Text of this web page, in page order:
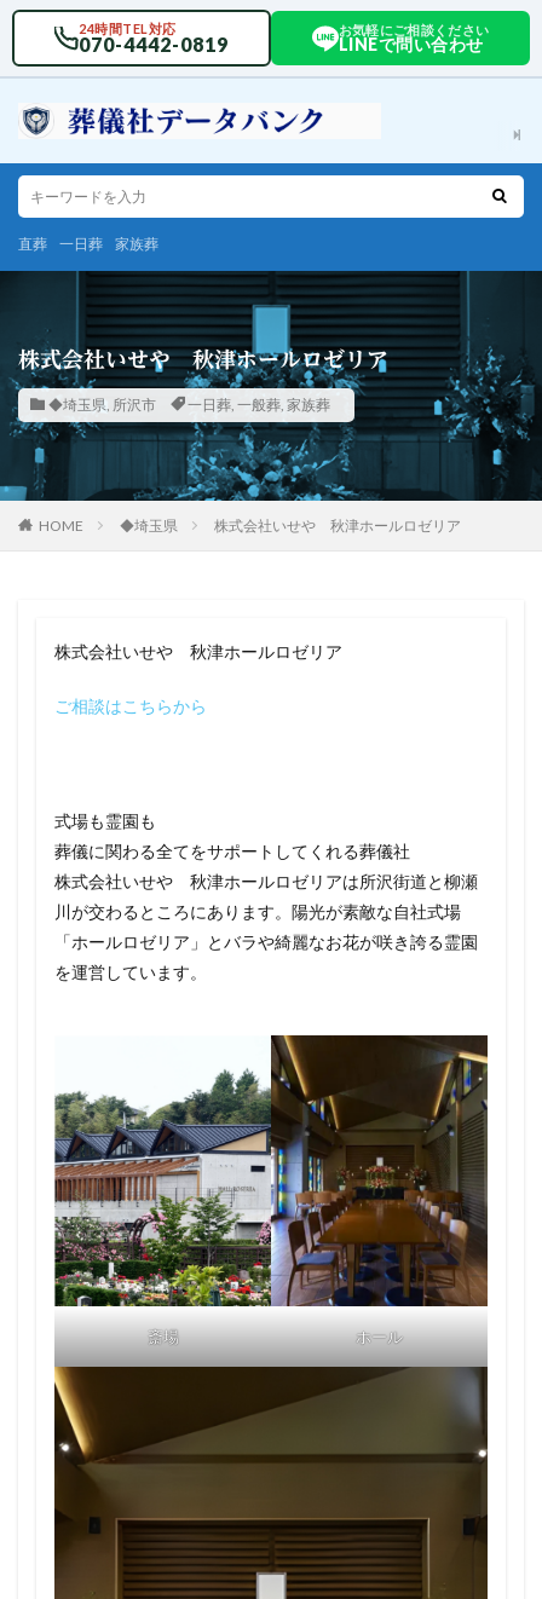
24時間TEL対応
070-4442-0819
お気軽にご相談ください
LINEで問い合わせ
直葬 一日葬 家族葬
株式会社いせや 秋津ホールロゼリア
◆埼玉県, 所沢市 一日葬, 一般葬, 家族葬
HOME ◆埼玉県 株式会社いせや 秋津ホールロゼリア
株式会社いせや 秋津ホールロゼリア
ご相談はこちらから
式場も霊園も
葬儀に関わる全てをサポートしてくれる葬儀社
株式会社いせや 秋津ホールロゼリアは所沢街道と柳瀬
川が交わるところにあります。陽光が素敵な自社式場
「ホールロゼリア」とバラや綺麗なお花が咲き誇る霊園
を運営しています。
斎場 ホール